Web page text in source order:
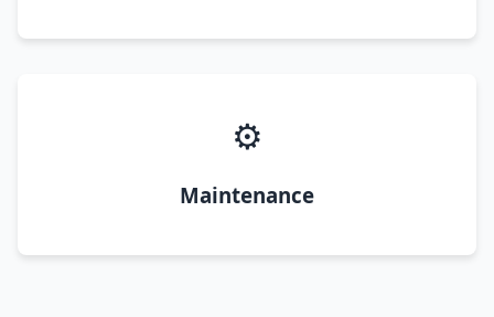
⚙️
Maintenance